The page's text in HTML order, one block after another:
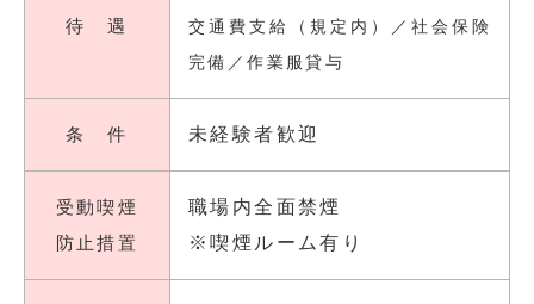
待 遇
交通費支給（規定内）／社会保険
完備／作業服貸与
条 件 未経験者歓迎
受動喫煙
防止措置
職場内全面禁煙
※喫煙ルーム有り